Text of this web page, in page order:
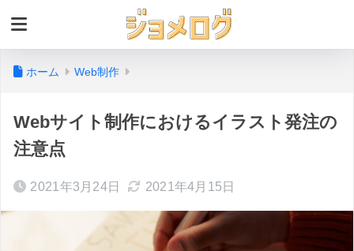
ホーム Web制作
Webサイト制作におけるイラスト発注の
注意点
2021年3月24日 2021年4月15日